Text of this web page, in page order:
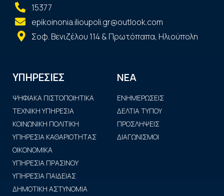
15377
epikoinonia.ilioupoli.gr@outlook.com
Σοφ. Βενιζέλου 114 & Πρωτόπαπα, Ηλιούπολη
ΥΠΗΡΕΣΙΕΣ
ΨΗΦΙΑΚΑ ΠΙΣΤΟΠΟΙΗΤΙΚΑ
ΤΕΧΝΙΚΗ ΥΠΗΡΕΣΙΑ
ΚΟΙΝΩΝΙΚΗ ΠΟΛΙΤΙΚΗ
ΥΠΗΡΕΣΙΑ ΚΑΘΑΡΙΟΤΗΤΑΣ
ΟΙΚΟΝΟΜΙΚΑ
ΥΠΗΡΕΣΙΑ ΠΡΑΣΙΝΟΥ
ΥΠΗΡΕΣΙΑ ΠΑΙΔΕΙΑΣ
ΔΗΜΟΤΙΚΗ ΑΣΤΥΝΟΜΙΑ
ΝΕΑ
ΕΝΗΜΕΡΩΣΕΙΣ
ΔΕΛΤΙΑ ΤΥΠΟΥ
ΠΡΟΣΛΗΨΕΙΣ
ΔΙΑΓΩΝΙΣΜΟΙ